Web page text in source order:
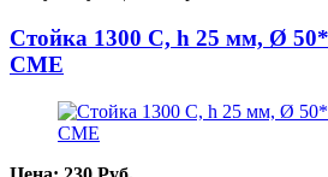
Стойка 1300 С, h 25 мм, Ø
CME